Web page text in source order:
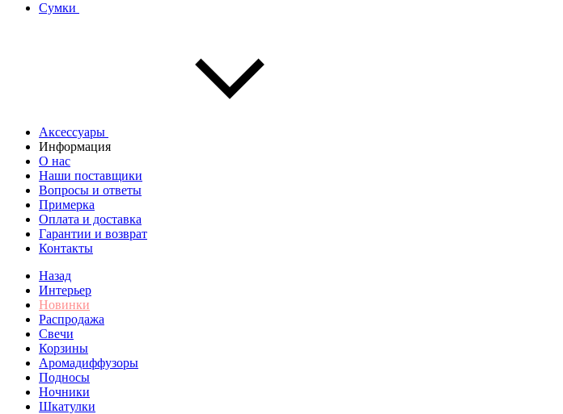
Сумки
Аксессуары
Информация
О нас
Наши поставщики
Вопросы и ответы
Примерка
Оплата и доставка
Гарантии и возврат
Контакты
Назад
Интерьер
Новинки
Распродажа
Свечи
Корзины
Аромадиффузоры
Подносы
Ночники
Шкатулки